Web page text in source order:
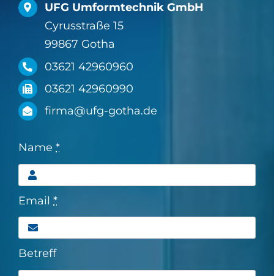
UFG Umformtechnik GmbH
Cyrusstraße 15
99867 Gotha
03621 42960960
03621 42960990
firma@ufg-gotha.de
Name *
Email *
Betreff